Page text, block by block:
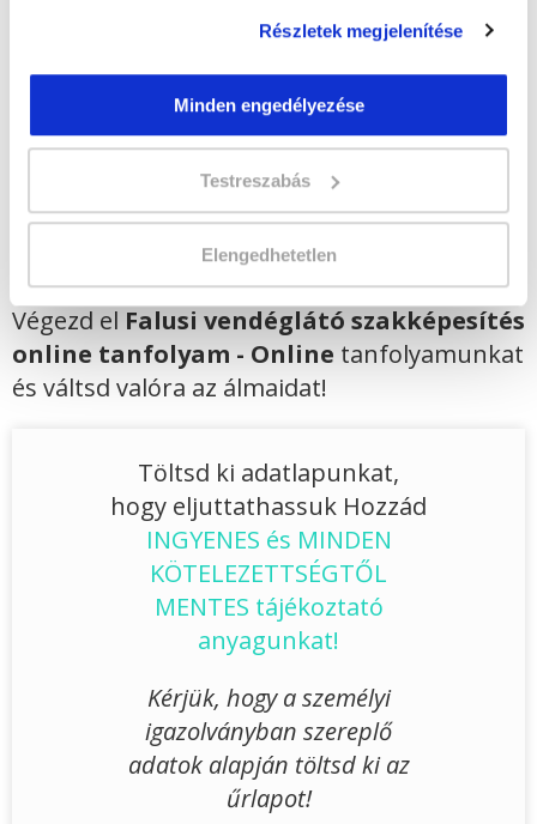
Részletek megjelenítése
Minden engedélyezése
Testreszabás
Elengedhetetlen
Lehet még jelentkezni?Igen
Jelentkezem!
Végezd el Falusi vendéglátó szakképesítés
online tanfolyam - Online tanfolyamunkat
és váltsd valóra az álmaidat!
Töltsd ki adatlapunkat,
hogy eljuttathassuk Hozzád
INGYENES és MINDEN
KÖTELEZETTSÉGTŐL
MENTES tájékoztató
anyagunkat!
Kérjük, hogy a személyi
igazolványban szereplő
adatok alapján töltsd ki az
űrlapot!